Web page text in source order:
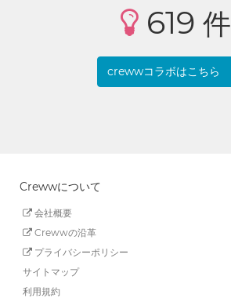
619 件
crewwコラボはこちら
Crewwについて
会社概要
Crewwの沿革
プライバシーポリシー
サイトマップ
利用規約